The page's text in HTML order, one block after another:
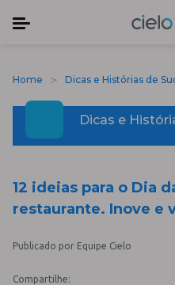
Home Dicas e Histórias de
Dicas e
12 ideias para o Dia
restaurante. Inove e
Publicado por Equipe Cielo
Compartilhe: